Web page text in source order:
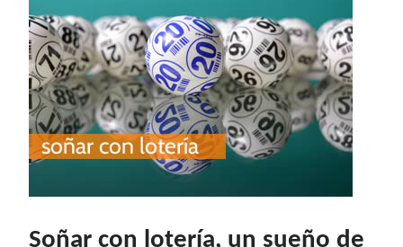
Soñar con lotería, un sueño de